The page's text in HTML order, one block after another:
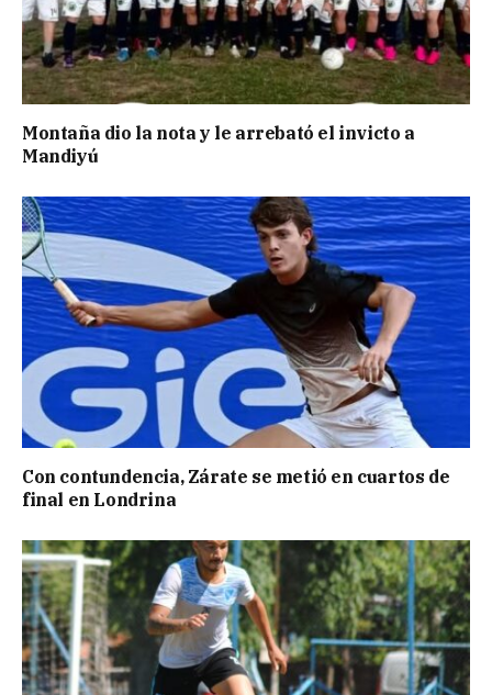
Montaña dio la nota y le arrebató el invicto a
Mandiyú
Con contundencia, Zárate se metió en cuartos de
final en Londrina